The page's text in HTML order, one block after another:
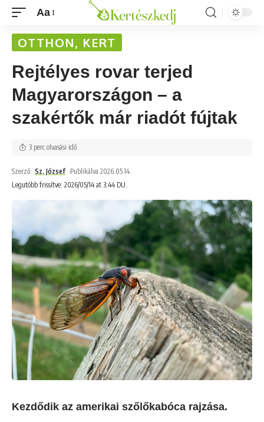
Aa
OTTHON, KERT
Rejtélyes rovar terjed
Magyarországon – a
szakértők már riadót fújtak
Legutóbb frissítve: 2026/05/14 at 3:44 DU.
Szerző: Sz. József Publikálva 2026.05.14.
3 perc olvasási idő
Kezdődik az amerikai szőlőkabóca rajzása.